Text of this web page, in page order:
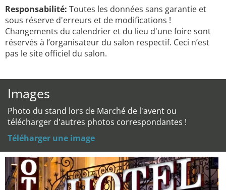
Responsabilité: Toutes les données sans garantie et
sous réserve d'erreurs et de modifications !
Changements du calendrier et du lieu d'une foire sont
réservés à l’organisateur du salon respectif. Ceci n’est
pas le site officiel du salon.
Images
Photo du stand lors de Marché de l'avent ou
télécharger d'autres photos correspondantes !
Téléharger une image